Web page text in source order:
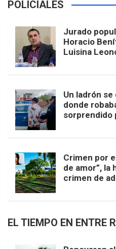
POLICIALES
Jurado
Horacio
Luisina
Un ladrón
donde
sorprendido
Crimen por
de amor”, la
crimen de
EL TIEMPO EN ENTRE